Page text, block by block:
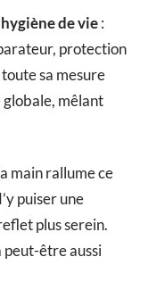
hygiène de vie:
protection
sa mesure
globale, mêlant
main rallume ce
puiser une
plus serein.
peut-être aussi